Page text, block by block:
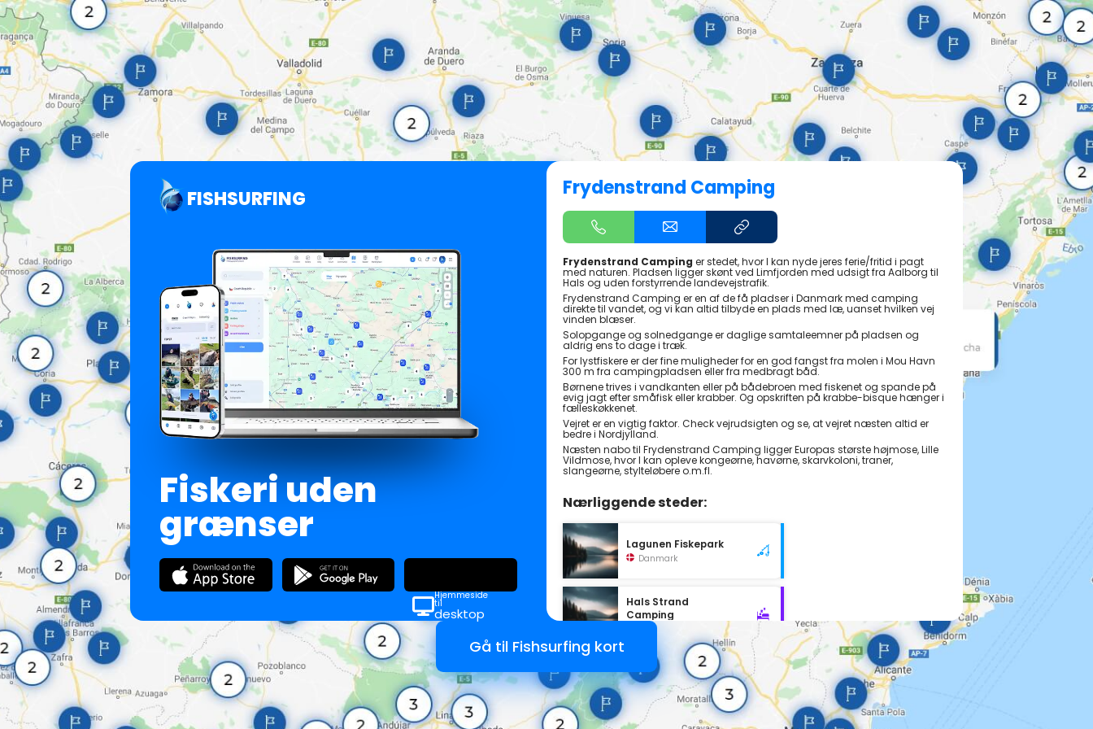
FISHSURFING
Fiskeri uden
grænser
Hjemmeside
til
desktop
Frydenstrand Camping
Frydenstrand Camping er stedet, hvor I kan nyde jeres ferie/fritid i pagt
med naturen. Pladsen ligger skønt ved Limfjorden med udsigt fra Aalborg til
Hals og uden forstyrrende landevejstrafik.
Frydenstrand Camping er en af de få pladser i Danmark med camping
direkte til vandet, og vi kan altid tilbyde en plads med læ, uanset hvilken vej
vinden blæser.
Solopgange og solnedgange er daglige samtaleemner på pladsen og
aldrig ens to dage i træk.
For lystfiskere er der fine muligheder for en god fangst fra molen i Mou Havn
300 m fra campingpladsen eller fra medbragt båd.
Børnene trives i vandkanten eller på bådebroen med fiskenet og spande på
evig jagt efter småfisk eller krabber. Og opskriften på krabbe-bisque hænger i
fælleskøkkenet.
Vejret er en vigtig faktor. Check vejrudsigten og se, at vejret næsten altid er
bedre i Nordjylland.
Næsten nabo til Frydenstrand Camping ligger Europas største højmose, Lille
Vildmose, hvor I kan opleve kongeørne, havørne, skarvkoloni, traner,
slangeørne, stylteløbere o.m.fl.
Nærliggende steder:
Lagunen Fiskepark
Danmark
Hals Strand
Camping
Danmark
Egense Strand
Camping
Danmark
Gå til Fishsurfing kort